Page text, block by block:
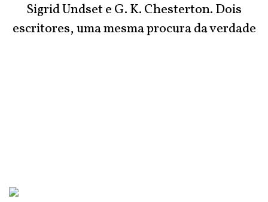
Sigrid Undset e G. K. Chesterton. Dois
escritores, uma mesma procura da verdade